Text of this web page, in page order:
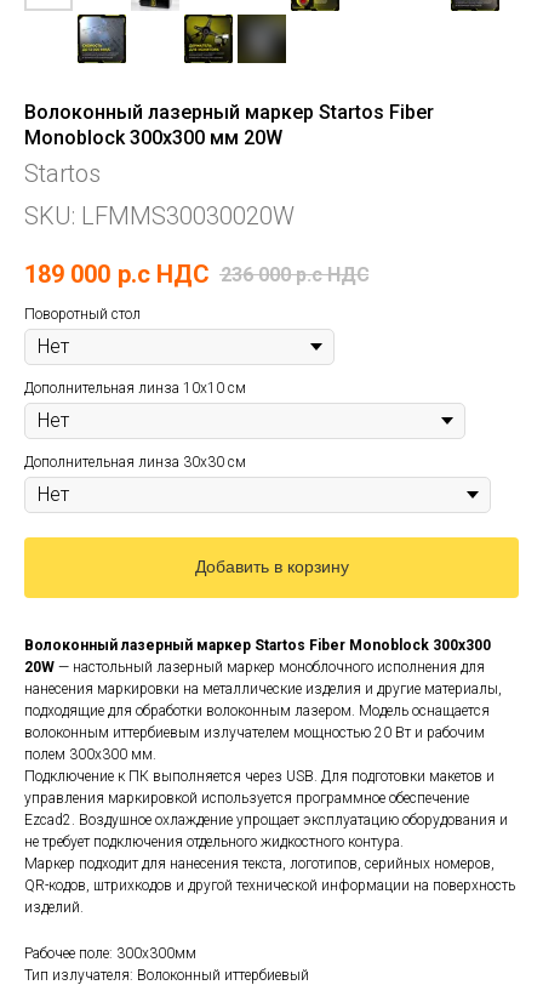
Волоконный лазерный маркер Startos Fiber
Monoblock 300x300 мм 20W
Startos
SKU: LFMMS30030020W
189 000 р.c НДС 236 000 р.c НДС
Поворотный стол
Дополнительная линза 10х10 см
Дополнительная линза 30х30 см
Добавить в корзину
Волоконный лазерный маркер Startos Fiber Monoblock 300x300
20W — настольный лазерный маркер моноблочного исполнения для
нанесения маркировки на металлические изделия и другие материалы,
подходящие для обработки волоконным лазером. Модель оснащается
волоконным иттербиевым излучателем мощностью 20 Вт и рабочим
полем 300x300 мм.
Подключение к ПК выполняется через USB. Для подготовки макетов и
управления маркировкой используется программное обеспечение
Ezcad2. Воздушное охлаждение упрощает эксплуатацию оборудования и
не требует подключения отдельного жидкостного контура.
Маркер подходит для нанесения текста, логотипов, серийных номеров,
QR-кодов, штрихкодов и другой технической информации на поверхность
изделий.
Рабочее поле: 300x300мм
Тип излучателя: Волоконный иттербиевый